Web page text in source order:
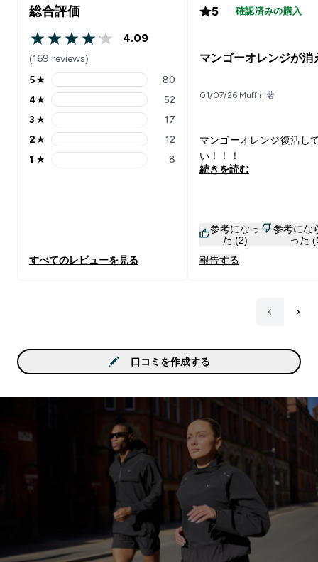
総合評価
4.09 out of 5 stars
4.09
(169 reviews)
5 stars rating 80 reviews
5★ 80
4 stars rating 52 reviews
4★ 52
3 stars rating 17 reviews
3 ★ 17
2 stars rating 12 reviews
2★ 12
1 stars rating 8 reviews
1 ★ 8
すべてのレビューを見る
5 確認済みの購入
マンゴーオレンジが消
01/07/26 Muffin 著
マンゴーオレンジ復活し
い！！！
続きを読む
参考になっ
た (2)
参考にな
った
報告する
口コミを作成する